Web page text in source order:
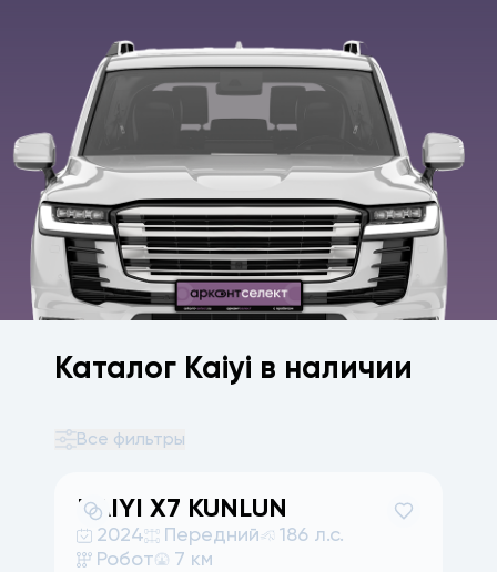
Каталог Kaiyi в наличии
KAIYI X7 KUNLUN
2024 Передний
186 л.с.
Робот
7 км
Все фильтры